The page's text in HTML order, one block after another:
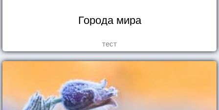
Города мира
тест